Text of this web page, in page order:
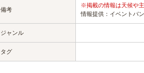
備考
※掲載の情報は天候や
情報提供：イベントバ
ジャンル
タグ